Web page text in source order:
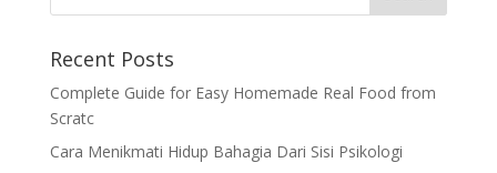
Recent Posts
Complete Guide for Easy Homemade Real Food from
Scratc
Cara Menikmati Hidup Bahagia Dari Sisi Psikologi